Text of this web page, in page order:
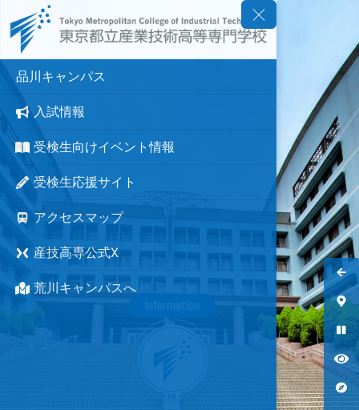
品川キャンパス
入試情報
受検生向けイベント情報
受検生応援サイト
アクセスマップ
産技高専公式X
荒川キャンパスへ
Information